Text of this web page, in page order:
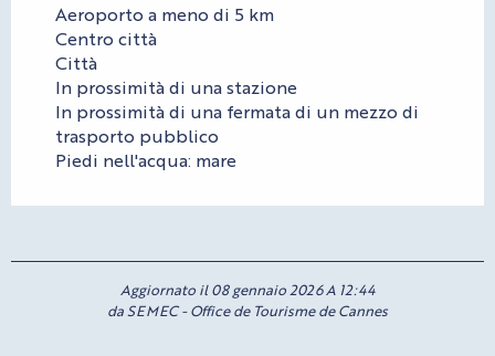
Aeroporto a meno di 5 km
Centro città
Città
In prossimità di una stazione
In prossimità di una fermata di un mezzo di
trasporto pubblico
Piedi nell'acqua: mare
Aggiornato il 08 gennaio 2026 A 12:44
da SEMEC - Office de Tourisme de Cannes